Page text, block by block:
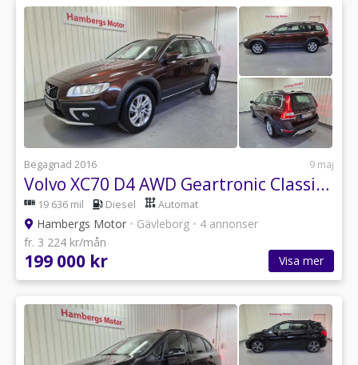
Begagnad 2016 9 maj
Volvo XC70 D4 AWD Geartronic Classic Momentum Euro 6 181hk
19 636 mil Diesel Automat
Hambergs Motor • Gävleborg • 4 annonser
fr. 3 224 kr/mån
199 000 kr Visa mer